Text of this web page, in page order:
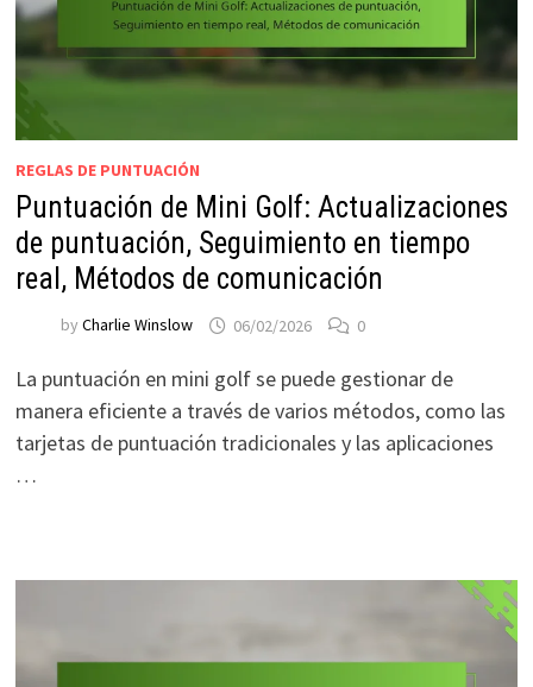
REGLAS DE PUNTUACIÓN
Puntuación de Mini Golf: Actualizaciones
de puntuación, Seguimiento en tiempo
real, Métodos de comunicación
by Charlie Winslow 06/02/2026 0
La puntuación en mini golf se puede gestionar de
manera eficiente a través de varios métodos, como las
tarjetas de puntuación tradicionales y las aplicaciones
…